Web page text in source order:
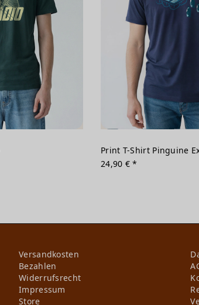
Print T-Shirt Pinguine
24,90 € *
Versandkosten
Bezahlen
Widerrufs­recht
Impressum
Store